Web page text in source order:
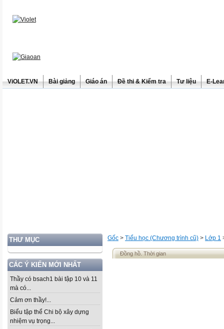
ViOLET.VN Bài giảng Giáo án Đề thi & Kiểm tra Tư liệu E-
THƯ MỤC
CÁC Ý KIẾN MỚI NHẤT
Thầy có bsach1 bài tập 10 và 11
mà có...
Cảm ơn thầy!...
Biểu tập thể Chi bộ xây dựng
nhiệm vụ trọng...
Gốc > Tiểu học (Chương trình cũ) > Lớp 1
Đồng hồ. Thời gian